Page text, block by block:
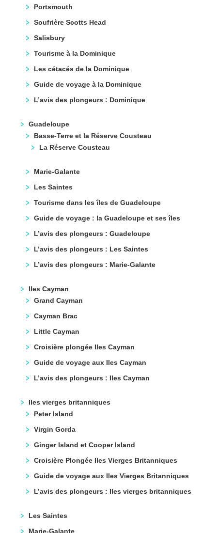
Portsmouth
Soufrière Scotts Head
Salisbury
Tourisme à la Dominique
Les cétacés de la Dominique
Guide de voyage à la Dominique
L’avis des plongeurs : Dominique
Guadeloupe
Basse-Terre et la Réserve Cousteau
La Réserve Cousteau
Marie-Galante
Les Saintes
Tourisme dans les îles de Guadeloupe
Guide de voyage : la Guadeloupe et ses îles
L’avis des plongeurs : Guadeloupe
L’avis des plongeurs : Les Saintes
L’avis des plongeurs : Marie-Galante
Iles Cayman
Grand Cayman
Cayman Brac
Little Cayman
Croisière plongée Iles Cayman
Guide de voyage aux Iles Cayman
L’avis des plongeurs : Iles Cayman
Iles vierges britanniques
Peter Island
Virgin Gorda
Ginger Island et Cooper Island
Croisière Plongée Iles Vierges Britanniques
Guide de voyage aux Iles Vierges Britanniques
L’avis des plongeurs : Iles vierges britanniques
Les Saintes
Marie-Galante